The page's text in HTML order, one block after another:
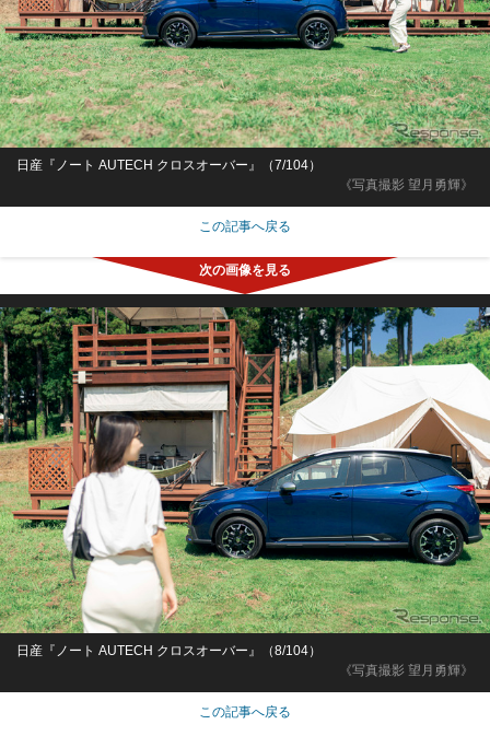
《写真撮影 望月勇輝》
日産『ノート AUTECH クロスオーバー』（7/104）
この記事へ戻る
《写真撮影 望月勇輝》
日産『ノート AUTECH クロスオーバー』（8/104）
この記事へ戻る